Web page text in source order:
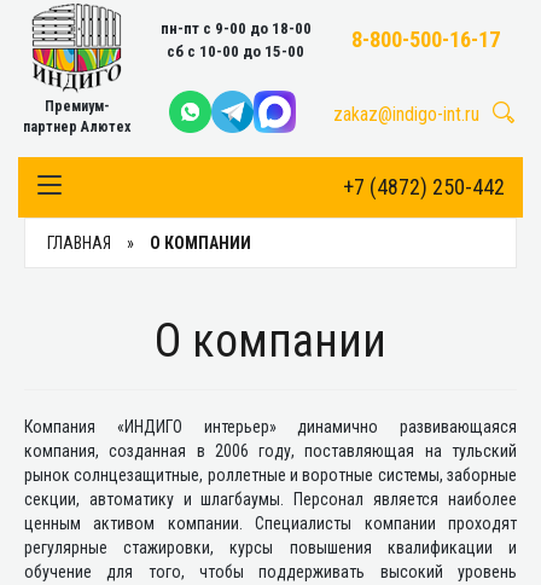
Премиум-
партнер Алютех
пн-пт с 9-00 до 18-00
сб с 10-00 до 15-00
8-800-500-16-17
zakaz@indigo-int.ru
+7 (4872) 250-442
Toggle Navigation
ГЛАВНАЯ О КОМПАНИИ
О компании
Компания «ИНДИГО интерьер» динамично развивающаяся
компания, созданная в 2006 году, поставляющая на тульский
рынок солнцезащитные, роллетные и воротные системы, заборные
секции, автоматику и шлагбаумы. Персонал является наиболее
ценным активом компании. Специалисты компании проходят
регулярные стажировки, курсы повышения квалификации и
обучение для того, чтобы поддерживать высокий уровень